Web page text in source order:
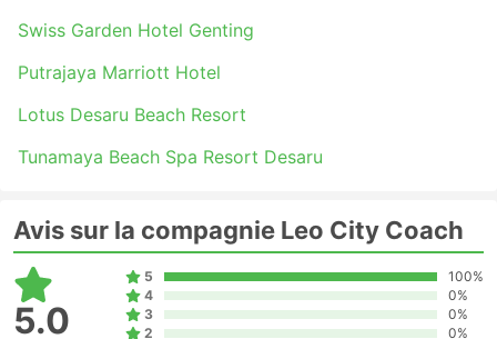
Swiss Garden Hotel Genting
Putrajaya Marriott Hotel
Lotus Desaru Beach Resort
Tunamaya Beach Spa Resort Desaru
Avis sur la compagnie Leo City Coach
5.0
5
100%
4
0%
3
0%
2
0%